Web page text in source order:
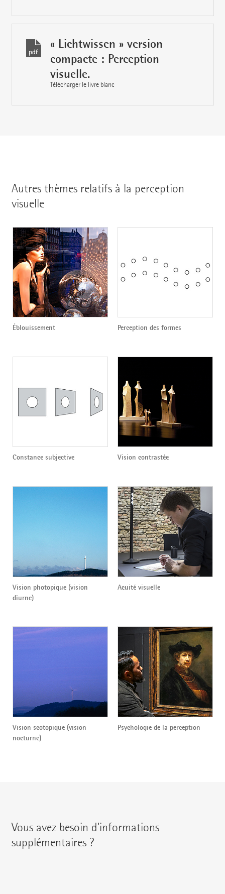
« Lichtwissen » version
compacte : Perception
visuelle.
Télécharger le livre blanc
Autres thèmes relatifs à la perception
visuelle
Éblouissement Perception des formes
Constance subjective Vision contrastée
Vision photopique (vision
diurne)
Acuité visuelle
Vision scotopique (vision
nocturne)
Psychologie de la perception
Vous avez besoin d'informations
supplémentaires ?